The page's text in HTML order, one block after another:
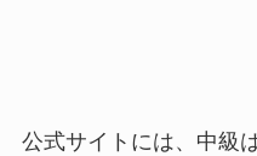
公式サイトには、中級